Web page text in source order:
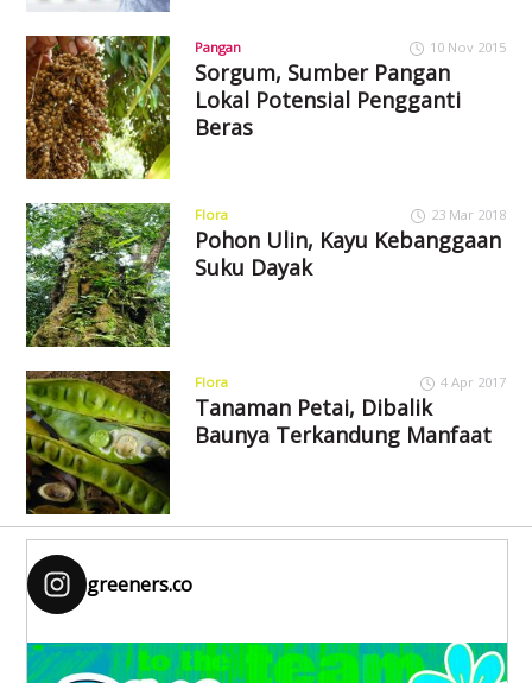
Pangan 10 Nov 2015
Sorgum, Sumber Pangan
Lokal Potensial Pengganti
Beras
Flora 23 Mar 2018
Pohon Ulin, Kayu Kebanggaan
Suku Dayak
Flora 4 Apr 2017
Tanaman Petai, Dibalik
Baunya Terkandung Manfaat
greeners.co